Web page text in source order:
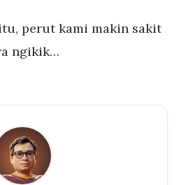
perut kami makin sakit
ngikik…